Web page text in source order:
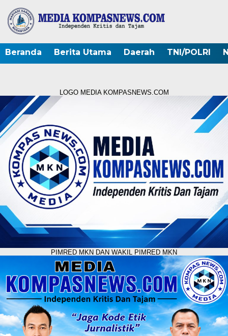
Beranda Berita Utama Daerah TNI/POLRI
LOGO MEDIA KOMPASNEWS.COM
PIMRED MKN DAN WAKIL PIMRED MKN